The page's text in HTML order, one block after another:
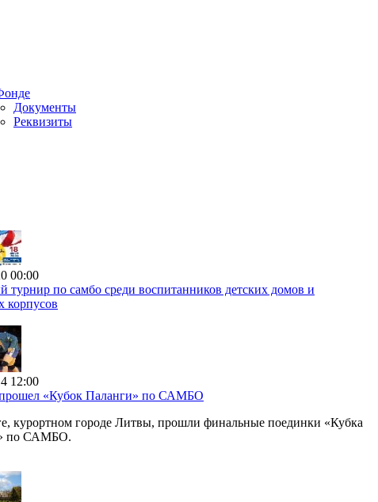
Документы
Реквизиты
00:00
турнир по самбо среди воспитанников детских домов и
корпусов
12:00
«Кубок Паланги» по САМБО
курортном городе Литвы, прошли финальные поединки «Кубка
по САМБО.